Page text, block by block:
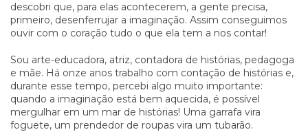
descobri que, para elas acontecerem, a gente precisa,
primeiro, desenferrujar a imaginação. Assim conseguimos
ouvir com o coração tudo o que ela tem a nos contar!
Sou arte-educadora, atriz, contadora de histórias, pedagoga
e mãe. Há onze anos trabalho com contação de histórias e,
durante esse tempo, percebi algo muito importante:
quando a imaginação está bem aquecida, é possível
mergulhar em um mar de histórias! Uma garrafa vira
foguete, um prendedor de roupas vira um tubarão.